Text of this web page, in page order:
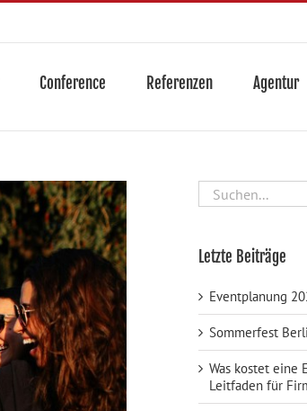
Conference Referenzen Agentur
Suche
nach:
Letzte Beiträge
Eventplanung
Sommerfest
Was kostet eine
Leitfaden für